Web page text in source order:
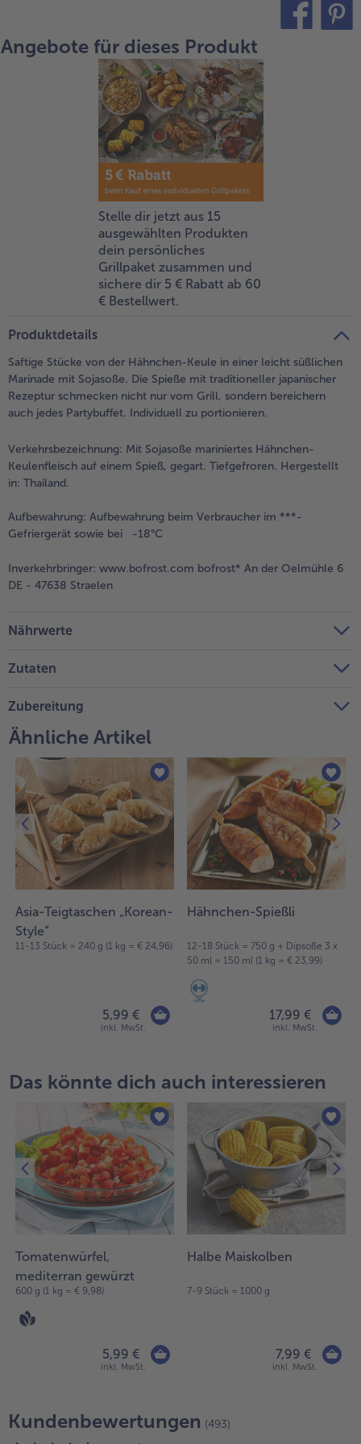
alle Kuchen & Torten
Süßspeisen
alle Süßspeisen
Obst
alle Obst
Wein & Spirituosen
Küchenutensilien
alle Küchenutensilien
alle bofrost*free
bofrost*high Protein
alle bofrost*high Protein
bofrost*plus.
alle bofrost*plus.
Weiterempfehlen &
Angebote für dieses Produkt
Stelle dir jetzt aus 15
ausgewählten Produkten
dein persönliches
Grillpaket zusammen und
sichere dir 5 € Rabatt ab 60
€ Bestellwert.
Produktdetails
Saftige Stücke von der Hähnchen-Keule in einer leicht süßlichen
Marinade mit Sojasoße. Die Spieße mit traditioneller japanischer
Rezeptur schmecken nicht nur vom Grill, sondern bereichern
auch jedes Partybuffet. Individuell zu portionieren.
Verkehrsbezeichnung: Mit Sojasoße mariniertes Hähnchen-
Keulenfleisch auf einem Spieß, gegart. Tiefgefroren. Hergestellt
in: Thailand.
Aufbewahrung: Aufbewahrung beim Verbraucher im ***-
Gefriergerät sowie bei -18°C
Inverkehrbringer: www.bofrost.com bofrost* An der Oelmühle 6
DE - 47638 Straelen
Nährwerte
Zutaten
Zubereitung
Ähnliche Artikel
Asia-Teigtaschen „Korean-
Style”
11-13 Stück = 240 g (1 kg = € 24,96)
5,99 €
inkl. MwSt.
Hähnchen-Spießli
12-18 Stück = 750 g + Dipsoße 3 x
50 ml = 150 ml (1 kg = € 23,99)
17,99 €
inkl. MwSt.
Das könnte dich auch interessieren
Tomatenwürfel,
mediterran gewürzt
600 g (1 kg = € 9,98)
5,99 €
inkl. MwSt.
Halbe Maiskolben
7-9 Stück = 1000 g
7,99 €
inkl. MwSt.
Kundenbewertungen (493)